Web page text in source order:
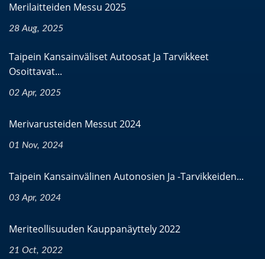
Merilaitteiden Messu 2025
28 Aug, 2025
Taipein Kansainväliset Autoosat Ja Tarvikkeet
Osoittavat...
02 Apr, 2025
Merivarusteiden Messut 2024
01 Nov, 2024
Taipein Kansainvälinen Autonosien Ja -tarvikkeiden...
03 Apr, 2024
Meriteollisuuden Kauppanäyttely 2022
21 Oct, 2022